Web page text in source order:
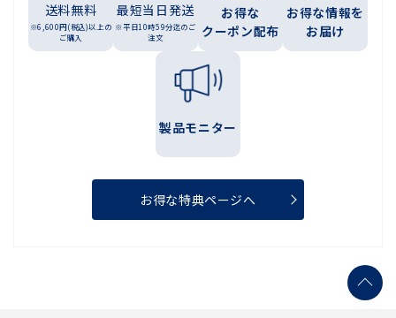
送料無料
※6,600円(税込)以上の
ご購入
最短当日発送
※平日10時59分迄のご
注文
お得な
クーポン配布
お得な情報を
お届け
製品モニター
お得な特典ページへ